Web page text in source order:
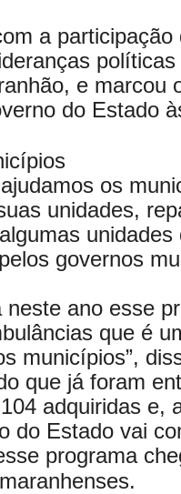
a participação
e marcou
do Estado
os
unidades,
unidades
governos
neste ano esse
que é
municípios”,
que já foram
adquiridas e,
do Estado vai
programa